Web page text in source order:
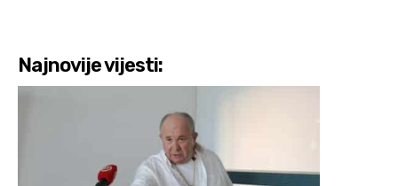
Najnovije vijesti: